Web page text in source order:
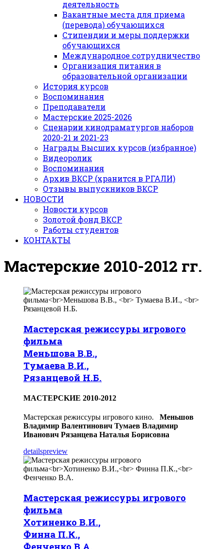
деятельность
Вакантные места для приема
(перевода) обучающихся
Стипендии и меры поддержки
обучающихся
Международное сотрудничество
Организация питания в
образовательной организации
История курсов
Воспоминания
Преподаватели
Мастерские 2025-2026
Сценарии кинодраматургов наборов
2020-21 и 2021-23
Награды Высших курсов (избранное)
Видеоролик
Воспоминания
Архив ВКСР (хранится в РГАЛИ)
Отзывы выпускников ВКСР
НОВОСТИ
Новости курсов
Золотой фонд ВКСР
Работы студентов
КОНТАКТЫ
Мастерские 2010-2012 гг.
Мастерская режиссуры игрового
фильма
Меньшова В.В.,
Тумаева В.И.,
Рязанцевой Н.Б.
МACTEPCKИЕ 2010-2012
Мастерская режиссуры игрового кино. Меньшов
Владимир Валентинович Тумаев Владимир
Иванович Рязанцева Наталья Борисовна
detailspreview
Мастерская режиссуры игрового
фильма
Хотиненко В.И.,
Финна П.К.,
Фенченко В.А.